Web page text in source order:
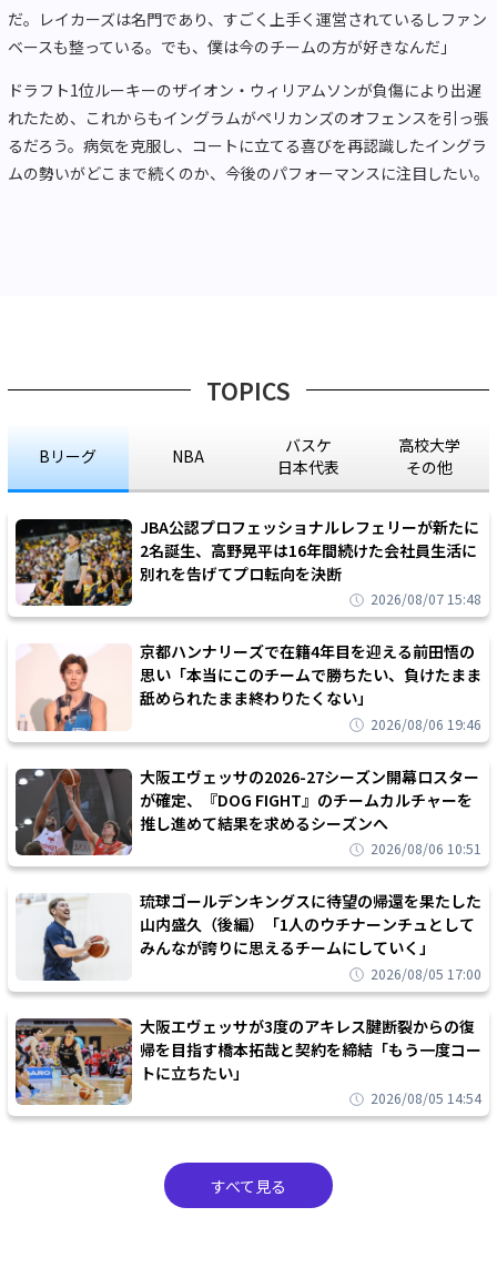
だ。レイカーズは名門であり、すごく上手く運営されているしファン
ベースも整っている。でも、僕は今のチームの方が好きなんだ」
ドラフト1位ルーキーのザイオン・ウィリアムソンが負傷により出遅
れたため、これからもイングラムがペリカンズのオフェンスを引っ張
るだろう。病気を克服し、コートに立てる喜びを再認識したイングラ
ムの勢いがどこまで続くのか、今後のパフォーマンスに注目したい。
TOPICS
Bリーグ NBA
バスケ
日本代表
高校大学
その他
JBA公認プロフェッショナルレフェリーが新たに
2名誕生、高野晃平は16年間続けた会社員生活に
別れを告げてプロ転向を決断
2026/08/07 15:48
京都ハンナリーズで在籍4年目を迎える前田悟の
思い「本当にこのチームで勝ちたい、負けたまま
舐められたまま終わりたくない」
2026/08/06 19:46
大阪エヴェッサの2026-27シーズン開幕ロスター
が確定、『DOG FIGHT』のチームカルチャーを
推し進めて結果を求めるシーズンへ
2026/08/06 10:51
琉球ゴールデンキングスに待望の帰還を果たした
山内盛久（後編）「1人のウチナーンチュとして
みんなが誇りに思えるチームにしていく」
2026/08/05 17:00
大阪エヴェッサが3度のアキレス腱断裂からの復
帰を目指す橋本拓哉と契約を締結「もう一度コー
トに立ちたい」
2026/08/05 14:54
すべて見る